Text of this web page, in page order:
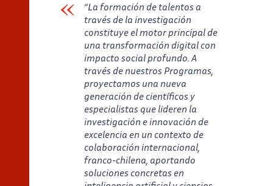
“La formación de talentos a
través de la investigación
constituye el motor principal de
una transformación digital con
impacto social profundo. A
través de nuestros Programas,
proyectamos una nueva
generación de científicos y
especialistas que lideren la
investigación e innovación de
excelencia en un contexto de
colaboración internacional,
franco-chilena, aportando
soluciones concretas en